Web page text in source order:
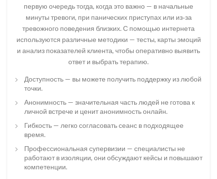
первую очередь тогда, когда это важно — в начальные
минуты тревоги, при панических приступах или из‑за
тревожного поведения близких. С помощью интернета
используются различные методики — тесты, карты эмоций
и анализ показателей клиента, чтобы оперативно выявить
ответ и выбрать терапию.
Доступность — вы можете получить поддержку из любой
точки.
Анонимность — значительная часть людей не готова к
личной встрече и ценит анонимность онлайн.
Гибкость — легко согласовать сеанс в подходящее
время.
Профессиональная супервизии — специалисты не
работают в изоляции, они обсуждают кейсы и повышают
компетенции.